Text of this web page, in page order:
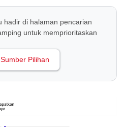
hadir di halaman pencarian
untuk memprioritaskan
Pilihan